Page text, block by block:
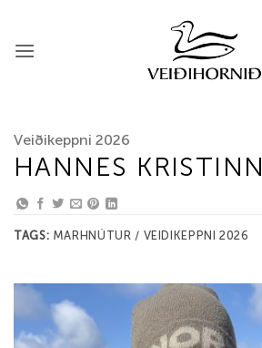
content
Veiðikeppni 2026
HANNES KRISTINN
TAGS: MARHNÚTUR / VEIDIKEPPNI 2026